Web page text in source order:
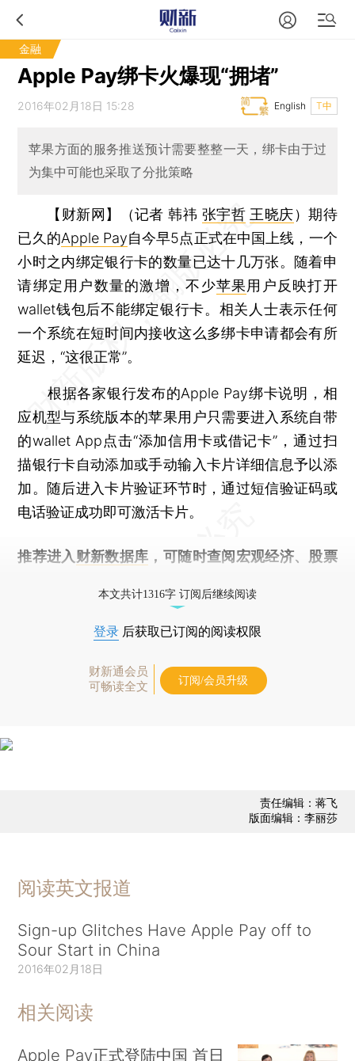
金融
Apple Pay绑卡火爆现“拥堵”
2016年02月18日 15:28 T中
English
苹果方面的服务推送预计需要整整一天，绑卡由于过
为集中可能也采取了分批策略
【财新网】（记者 韩祎 张宇哲 王晓庆）期待
已久的Apple Pay自今早5点正式在中国上线，一个
小时之内绑定银行卡的数量已达十几万张。随着申
请绑定用户数量的激增，不少苹果用户反映打开
wallet钱包后不能绑定银行卡。相关人士表示任何
一个系统在短时间内接收这么多绑卡申请都会有所
延迟，“这很正常”。
根据各家银行发布的Apple Pay绑卡说明，相
应机型与系统版本的苹果用户只需要进入系统自带
的wallet App点击“添加信用卡或借记卡”，通过扫
描银行卡自动添加或手动输入卡片详细信息予以添
加。随后进入卡片验证环节时，通过短信验证码或
电话验证成功即可激活卡片。
推荐进入 财新数据库 ，可随时查阅宏观经济、股票
本文共计1316字 订阅后继续阅读
登录 后获取已订阅的阅读权限
财新通会员
可畅读全文
订阅/会员升级
责任编辑：蒋飞
版面编辑：李丽莎
阅读英文报道
Sign-up Glitches Have Apple Pay off to
Sour Start in China
2016年02月18日
相关阅读
Apple Pay正式登陆中国 首日